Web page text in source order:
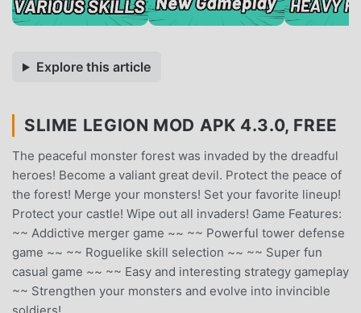
Explore this article
SLIME LEGION MOD APK 4.3.0, FREE
The peaceful monster forest was invaded by the dreadful
heroes! Become a valiant great devil. Protect the peace of
the forest! Merge your monsters! Set your favorite lineup!
Protect your castle! Wipe out all invaders! Game Features:
~~ Addictive merger game ~~ ~~ Powerful tower defense
game ~~ ~~ Roguelike skill selection ~~ ~~ Super fun
casual game ~~ ~~ Easy and interesting strategy gameplay
~~ Strengthen your monsters and evolve into invincible